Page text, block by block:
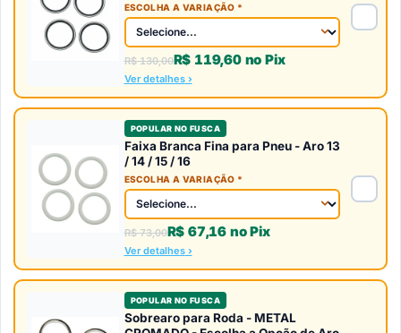
ESCOLHA A VARIAÇÃO *
R$130,00R$ 119,60no Pix
Ver detalhes
POPULAR NO FUSCA
Faixa Branca Fina para Pneu - Aro 13
/ 14 / 15 / 16
ESCOLHA A VARIAÇÃO *
R$73,00R$ 67,16no Pix
Ver detalhes
POPULAR NO FUSCA
Sobrearo para Roda - METAL